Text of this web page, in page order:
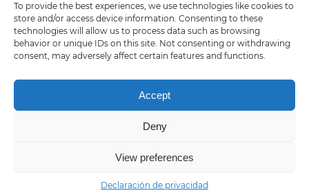
To provide the best experiences, we use technologies like cookies to
store and/or access device information. Consenting to these
technologies will allow us to process data such as browsing
behavior or unique IDs on this site. Not consenting or withdrawing
consent, may adversely affect certain features and functions.
Accept
Deny
View preferences
Declaración de privacidad
ÚLTIMAS RESPUESTAS
Ingeniero dedicado a las actividades rurales
> Preparar o transformar algo mediante un proceso
Privacy policy